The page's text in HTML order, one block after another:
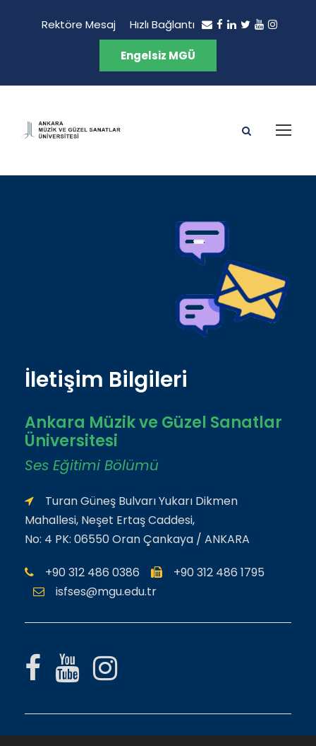
Rektöre Mesaj Hızlı Bağlantı
Engelsiz MGÜ
İletişim Bilgileri
Ankara Müzik ve Güzel Sanatlar
Üniversitesi
Ses Eğitimi Bölümü
Turan Güneş Bulvarı Yukarı Dikmen
Mahallesi, Neşet Ertaş Caddesi,
No: 4 PK: 06550 Oran Çankaya / ANKARA
+90 312 486 0386
+90 312 486 1795
isfses@mgu.edu.tr